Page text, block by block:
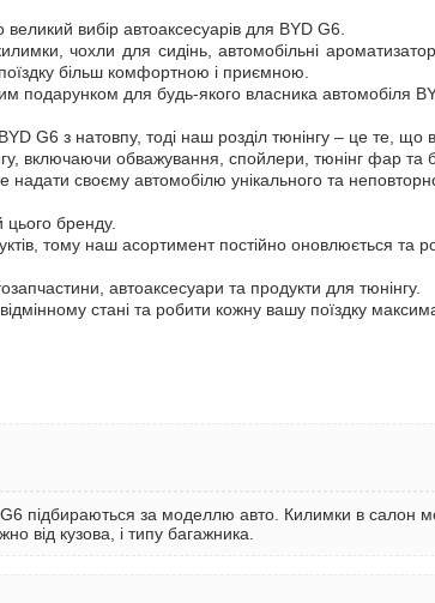
вибір автоаксесуарів для BYD G6.
чохли для сидінь, автомобільні
більш комфортною і приємною.
подарунком для будь-якого власника автомобіля
G6 з натовпу, тоді наш розділ тюнінгу – це те, що
включаючи обважування, спойлери, тюнінг фар та
своєму автомобілю унікального та
бренду.
тому наш асортимент постійно оновлюється та
автоаксесуари та продукти для тюнінгу.
стані та робити кожну вашу поїздку
підбираються за моделлю авто. Килимки в салон
від кузова, і типу багажника.